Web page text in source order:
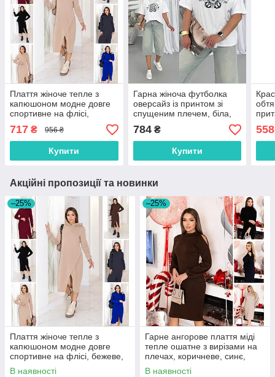
Плаття жіноче тепле з
капюшоном модне довге
спортивне на флісі,
бежеве, чорне, коричневе,
синє
717 ₴ 956 ₴
Купити
Гарна жіноча футболка
оверсайз із принтом зі
спущеним плечем, біла,
42/46, 48/52
784₴
Купити
558
Акційні пропозиції та новинки
–25%
Плаття жіноче тепле з
капюшоном модне довге
спортивне на флісі, бежеве,
чорне, коричневе, синє
В наявності
–25%
Гарне ангорове плаття міді
тепле ошатне з вирізами на
плечах, коричневе, синє,
чорне, бежеве
В наявності